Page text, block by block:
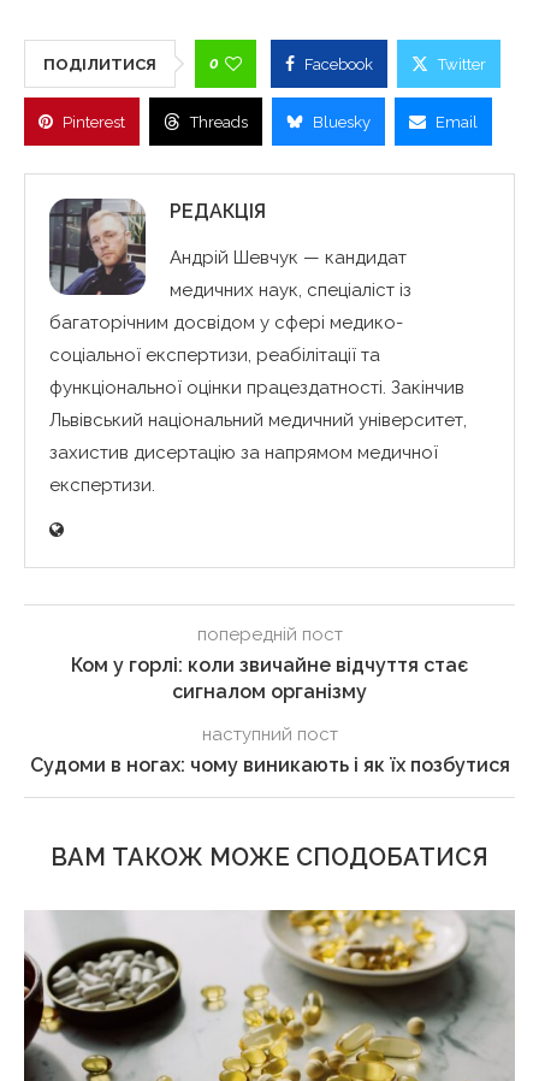
ПОДІЛИТИСЯ 0 Facebook Twitter
Pinterest Threads Bluesky Email
РЕДАКЦІЯ
Андрій Шевчук — кандидат
медичних наук, спеціаліст із
багаторічним досвідом у сфері медико-
соціальної експертизи, реабілітації та
функціональної оцінки працездатності. Закінчив
Львівський національний медичний університет,
захистив дисертацію за напрямом медичної
експертизи.
попередній пост
Ком у горлі: коли звичайне відчуття стає
сигналом організму
наступний пост
Судоми в ногах: чому виникають і як їх позбутися
ВАМ ТАКОЖ МОЖЕ СПОДОБАТИСЯ